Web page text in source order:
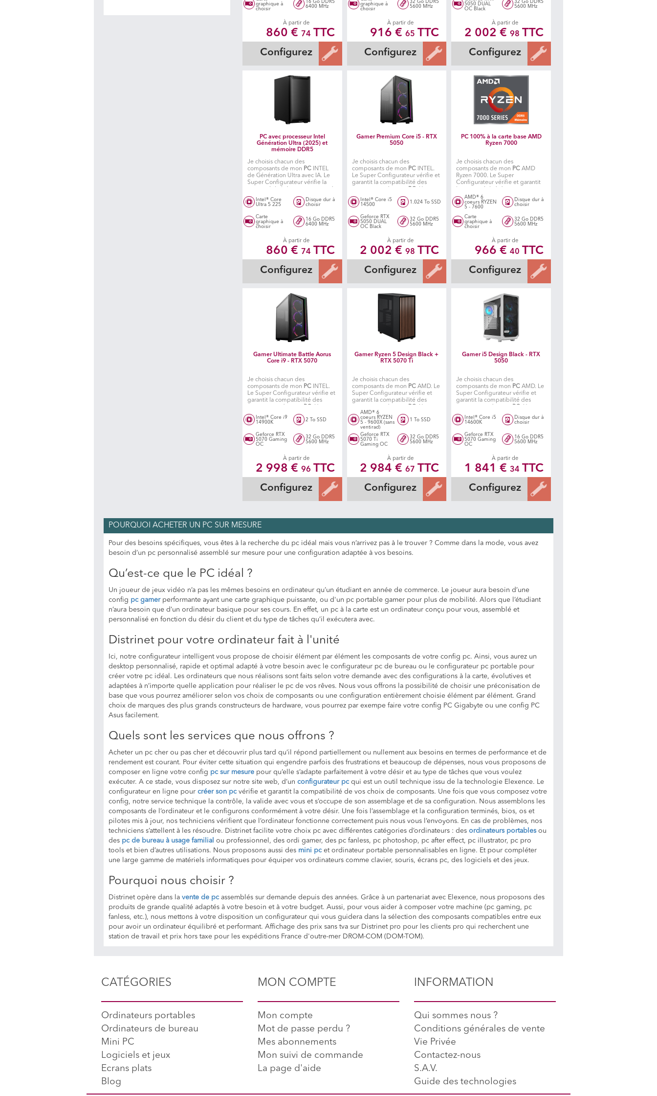
graphique à
choisir
16 Go DDR5
6400 MHz
À partir de
860 € 74 TTC
Configurez
graphique à
choisir
32 Go DDR5
5600 MHz
À partir de
916 €65 TTC
Configurez
5050 DUAL
OC Black
32 Go DDR5
5600 MHz
À partir de
2 002 € 98 TTC
Configurez
PC avec processeur Intel
Génération Ultra (2025) et
mémoire DDR5
Je choisis chacun des
composants de mon PC INTEL
de Génération Ultra avec IA. Le
Super Configurateur vérifie la
mon
PC . Un atelier spécialisé
fabrique ensuite mon PC
Intel® Core
Ultra 5 225
Disque dur à
choisir
Carte
graphique à
choisir
16 Go DDR5
6400 MHz
À partir de
860 € 74 TTC
Configurez
Gamer Premium Core i5 - RTX
5050
Je choisis chacun des
composants de mon PCINTEL.
Le Super Configurateur vérifie et
garantit la compatibilité des
atelier spécialisé fabrique ensuite
mon PC.
Intel® Core i5
14500
1.024 To SSD
Geforce RTX
5050 DUAL
OC Black
32 Go DDR5
5600 MHz
À partir de
2 002 €98 TTC
Configurez
PC 100% à la carte base AMD
Ryzen 7000
Je choisis chacun des
composants de mon PC AMD
Ryzen 7000. Le Super
Configurateur vérifie et garantit
de monPC
. Un atelier spécialisé
fabrique ensuite mon PC.
AMD® 6
coeurs RYZEN
5 - 7600
Disque dur à
choisir
Carte
graphique à
choisir
32 Go DDR5
5600 MHz
À partir de
966 € 40 TTC
Configurez
Gamer Ultimate Battle Aorus
Core i9 - RTX 5070
Je choisis chacun des
composants de mon PC INTEL.
Le Super Configurateur vérifie et
garantit la compatibilité des
atelier spécialisé fabrique ensuite
mon PC.
Intel® Core i9
14900K
2 To SSD
Geforce RTX
5070 Gaming
OC
32 Go DDR5
5600 MHz
À partir de
2 998 € 96 TTC
Configurez
Gamer Ryzen 5 Design Black +
RTX 5070 Ti
Je choisis chacun des
composants de mon PCAMD. Le
Super Configurateur vérifie et
garantit la compatibilité des
atelier spécialisé situé en île de
France, fabrique ensuite mon PC
AMD® 6
coeurs RYZEN
5 - 9600X (sans
ventirad)
1 To SSD
Geforce RTX
5070 Ti
Gaming OC
32 Go DDR5
5600 MHz
À partir de
2 984 €67 TTC
Configurez
Gamer i5 Design Black - RTX
5050
Je choisis chacun des
composants de mon PC AMD. Le
Super Configurateur vérifie et
garantit la compatibilité des
atelier spécialisé situé en île de
France, fabrique ensuite mon PC
Intel® Core i5
14600K
Disque dur à
choisir
Geforce RTX
5070 Gaming
OC
16 Go DDR5
5600 MHz
À partir de
1 841 € 34 TTC
Configurez
POURQUOI ACHETER UN PC SUR MESURE
Pour des besoins spécifiques, vous êtes à la recherche du pc idéal mais vous n’arrivez pas à le trouver ? Comme dans la mode, vous avez
besoin d’un pc personnalisé assemblé sur mesure pour une configuration adaptée à vos besoins.
Qu’est-ce que le PC idéal ?
Un joueur de jeux vidéo n’a pas les mêmes besoins en ordinateur qu’un étudiant en année de commerce. Le joueur aura besoin d’une
config pc gamerperformante ayant une carte graphique puissante, ou d'un pc portable gamer pour plus de mobilité. Alors que l’étudiant
n’aura besoin que d’un ordinateur basique pour ses cours. En effet, un pc à la carte est un ordinateur conçu pour vous, assemblé et
personnalisé en fonction du désir du client et du type de tâches qu’il exécutera avec.
Distrinet pour votre ordinateur fait à l'unité
Ici, notre configurateur intelligent vous propose de choisir élément par élément les composants de votre config pc. Ainsi, vous aurez un
desktop personnalisé, rapide et optimal adapté à votre besoin avec le configurateur pc de bureau ou le configurateur pc portable pour
créer votre pc idéal. Les ordinateurs que nous réalisons sont faits selon votre demande avec des configurations à la carte, évolutives et
adaptées à n’importe quelle application pour réaliser le pc de vos rêves. Nous vous offrons la possibilité de choisir une préconisation de
base que vous pourrez améliorer selon vos choix de composants ou une configuration entièrement choisie élément par élément. Grand
choix de marques des plus grands constructeurs de hardware, vous pourrez par exempe faire votre config PC Gigabyte ou une config PC
Asus facilement.
Quels sont les services que nous offrons ?
Acheter un pc cher ou pas cher et découvrir plus tard qu’il répond partiellement ou nullement aux besoins en termes de performance et de
rendement est courant. Pour éviter cette situation qui engendre parfois des frustrations et beaucoup de dépenses, nous vous proposons de
composer en ligne votre config pc sur mesure pour qu’elle s’adapte parfaitement à votre désir et au type de tâches que vous voulez
exécuter. A ce stade, vous disposez sur notre site web, d’un configurateur pcqui est un outil technique issu de la technologie Elexence. Le
configurateur en ligne pour créer son pcvérifie et garantit la compatibilité de vos choix de composants. Une fois que vous composez votre
config, notre service technique la contrôle, la valide avec vous et s’occupe de son assemblage et de sa configuration. Nous assemblons les
composants de l’ordinateur et le configurons conformément à votre désir. Une fois l’assemblage et la configuration terminés, bios, os et
pilotes mis à jour, nos techniciens vérifient que l’ordinateur fonctionne correctement puis nous vous l’envoyons. En cas de problèmes, nos
techniciens s’attellent à les résoudre. Distrinet facilite votre choix pc avec différentes catégories d’ordinateurs : des ordinateurs portables ou
des pc de bureau à usage familial ou professionnel, des ordi gamer, des pc fanless, pc photoshop, pc after effect, pc illustrator, pc pro
tools et bien d’autres utilisations. Nous proposons aussi des mini pcet ordinateur portable personnalisables en ligne. Et pour compléter
une large gamme de matériels informatiques pour équiper vos ordinateurs comme clavier, souris, écrans pc, des logiciels et des jeux.
Pourquoi nous choisir ?
Distrinet opère dans la vente de pcassemblés sur demande depuis des années. Grâce à un partenariat avec Elexence, nous proposons des
produits de grande qualité adaptés à votre besoin et à votre budget. Aussi, pour vous aider à composer votre machine (pc gaming, pc
fanless, etc.), nous mettons à votre disposition un configurateur qui vous guidera dans la sélection des composants compatibles entre eux
pour avoir un ordinateur équilibré et performant. Affichage des prix sans tva sur Distrinet pro pour les clients pro qui recherchent une
station de travail et prix hors taxe pour les expéditions France d'outre-mer DROM-COM (DOM-TOM).
CATÉGORIES
Ordinateurs portables
Ordinateurs de bureau
Mini PC
Logiciels et jeux
Ecrans plats
Blog
MON COMPTE
Mon compte
Mot de passe perdu ?
Mes abonnements
Mon suivi de commande
La page d'aide
INFORMATION
Qui sommes nous ?
Conditions générales de vente
Vie Privée
Contactez-nous
S.A.V.
Guide des technologies